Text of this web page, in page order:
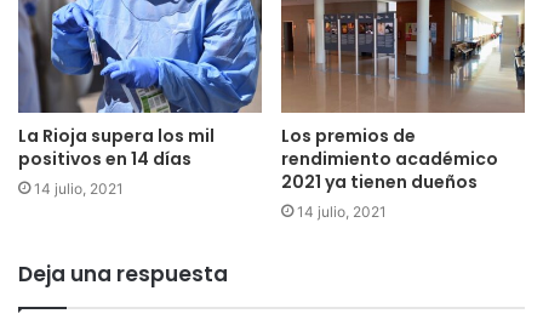
La Rioja supera los mil
positivos en 14 días
14 julio, 2021
Los premios de
rendimiento académico
2021 ya tienen dueños
14 julio, 2021
Deja una respuesta